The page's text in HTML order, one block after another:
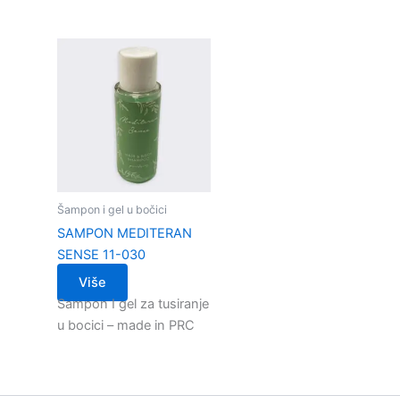
Šampon i gel u bočici
SAMPON MEDITERAN
SENSE 11-030
Više
Sampon I gel za tusiranje
u bocici – made in PRC